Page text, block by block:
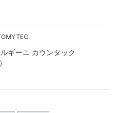
ギーニ カウンタック